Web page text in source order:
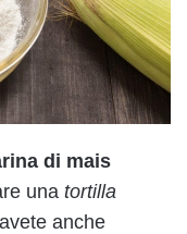
di mais
una tortilla
anche